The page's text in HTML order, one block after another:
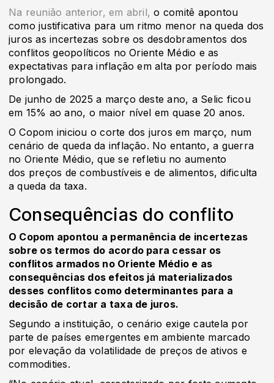
Na reunião anterior, em abril, o comitê apontou
como justificativa para um ritmo menor na queda dos
juros as incertezas sobre os desdobramentos dos
conflitos geopolíticos no Oriente Médio e as
expectativas para inflação em alta por período mais
prolongado.
De junho de 2025 a março deste ano, a Selic ficou
em 15% ao ano, o maior nível em quase 20 anos.
O Copom iniciou o corte dos juros em março, num
cenário de queda da inflação. No entanto, a guerra
no Oriente Médio, que se refletiu no aumento
dos preços de combustíveis e de alimentos, dificulta
a queda da taxa.
Consequências do conflito
O Copom apontou a permanência de incertezas
sobre os termos do acordo para cessar os
conflitos armados no Oriente Médio e as
consequências dos efeitos já materializados
desses conflitos como determinantes para a
decisão de cortar a taxa de juros.
Segundo a instituição, o cenário exige cautela por
parte de países emergentes em ambiente marcado
por elevação da volatilidade de preços de ativos e
commodities.